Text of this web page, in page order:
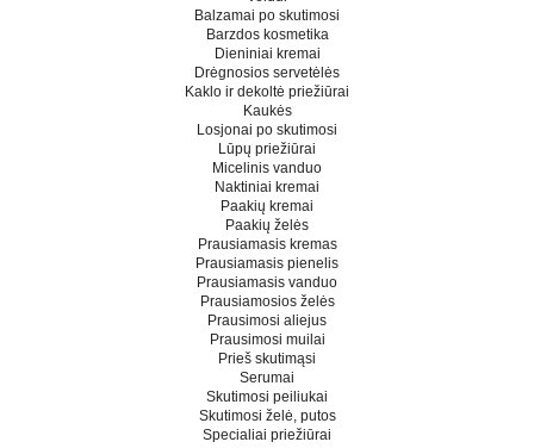
Balzamai po skutimosi
Barzdos kosmetika
Dieniniai kremai
Drėgnosios servetėlės
Kaklo ir dekoltė priežiūrai
Kaukės
Losjonai po skutimosi
Lūpų priežiūrai
Micelinis vanduo
Naktiniai kremai
Paakių kremai
Paakių želės
Prausiamasis kremas
Prausiamasis pienelis
Prausiamasis vanduo
Prausiamosios želės
Prausimosi aliejus
Prausimosi muilai
Prieš skutimąsi
Serumai
Skutimosi peiliukai
Skutimosi želė, putos
Specialiai priežiūrai